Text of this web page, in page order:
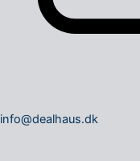
info@dealhaus.dk